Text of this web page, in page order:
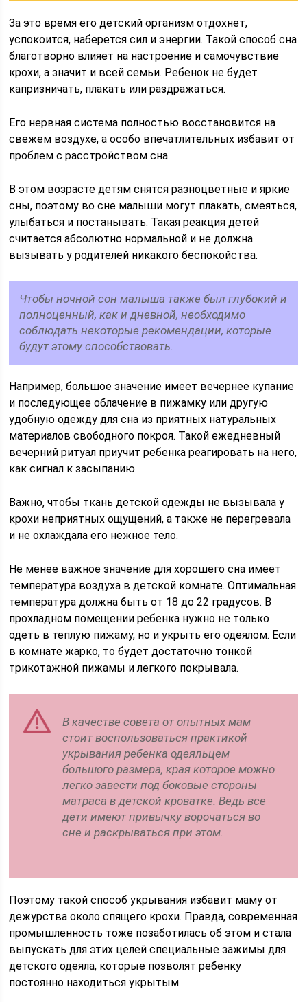
За это время его детский организм отдохнет,
успокоится, наберется сил и энергии. Такой способ сна
благотворно влияет на настроение и самочувствие
крохи, а значит и всей семьи. Ребенок не будет
капризничать, плакать или раздражаться.
Его нервная система полностью восстановится на
свежем воздухе, а особо впечатлительных избавит от
проблем с расстройством сна.
В этом возрасте детям снятся разноцветные и яркие
сны, поэтому во сне малыши могут плакать, смеяться,
улыбаться и постанывать. Такая реакция детей
считается абсолютно нормальной и не должна
вызывать у родителей никакого беспокойства.
Чтобы ночной сон малыша также был глубокий и
полноценный, как и дневной, необходимо
соблюдать некоторые рекомендации, которые
будут этому способствовать.
Например, большое значение имеет вечернее купание
и последующее облачение в пижамку или другую
удобную одежду для сна из приятных натуральных
материалов свободного покроя. Такой ежедневный
вечерний ритуал приучит ребенка реагировать на него,
как сигнал к засыпанию.
Важно, чтобы ткань детской одежды не вызывала у
крохи неприятных ощущений, а также не перегревала
и не охлаждала его нежное тело.
Не менее важное значение для хорошего сна имеет
температура воздуха в детской комнате. Оптимальная
температура должна быть от 18 до 22 градусов. В
прохладном помещении ребенка нужно не только
одеть в теплую пижаму, но и укрыть его одеялом. Если
в комнате жарко, то будет достаточно тонкой
трикотажной пижамы и легкого покрывала.
В качестве совета от опытных мам
стоит воспользоваться практикой
укрывания ребенка одеяльцем
большого размера, края которое можно
легко завести под боковые стороны
матраса в детской кроватке. Ведь все
дети имеют привычку ворочаться во
сне и раскрываться при этом.
Поэтому такой способ укрывания избавит маму от
дежурства около спящего крохи. Правда, современная
промышленность тоже позаботилась об этом и стала
выпускать для этих целей специальные зажимы для
детского одеяла, которые позволят ребенку
постоянно находиться укрытым.